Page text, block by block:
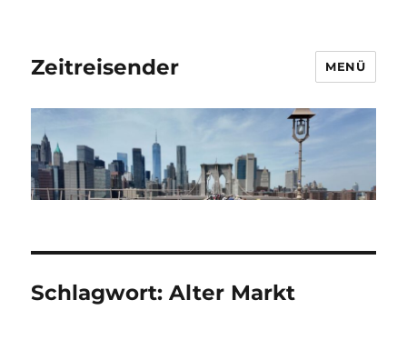
Zeitreisender MENÜ
Schlagwort:Alter Markt